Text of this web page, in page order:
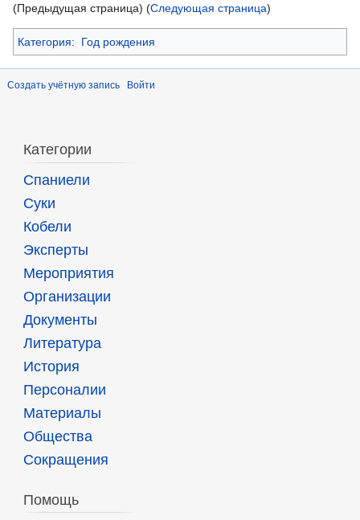
(Предыдущая страница) (Следующая страница)
Категория: Год рождения
Создать учётную запись Войти
Категории
Спаниели
Суки
Кобели
Эксперты
Мероприятия
Организации
Документы
Литература
История
Персоналии
Материалы
Общества
Сокращения
Помощь